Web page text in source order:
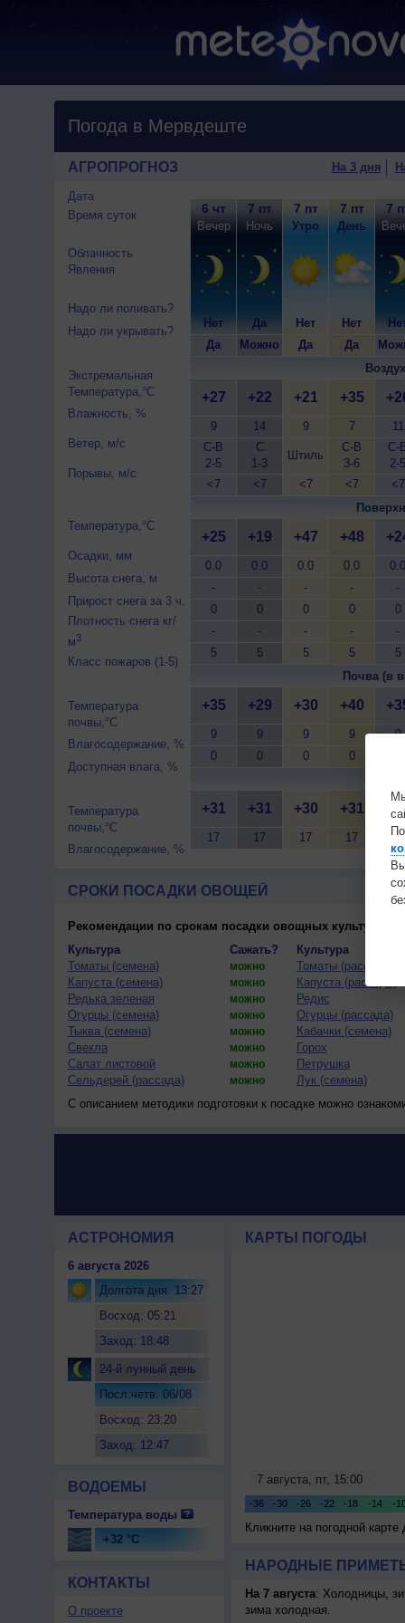
Погода в Мервдеште
АГРОПРОГНОЗ На 3 дня
Дата
Время суток
Облачность
Явления
Надо ли поливать?
Надо ли укрывать?
Экстремальная
Температура,°C
Влажность, %
Ветер, м/с
Порывы, м/с
Температура,°C
Осадки, мм
Высота снега, м
Прирост снега за 3 ч.
Плотность снега кг/
м3
Класс пожаров (1-5)
Температура
почвы,°C
Влагосодержание, %
Доступная влага, %
Температура
почвы,°C
Влагосодержание, %
6 чт
Вечер
Нет
Да
7 пт
Ночь
Да
Можно
7 пт
Утро
Нет
Да
7 пт
День
Нет
Да
7
+27
9
С-В
2-5
<7
+22
14
С
1-3
<7
+21
9
Штиль
<7
+35
7
С-В
3-6
<7
11
С-
2-5
<7
+25
0.0
-
0
-
5
+19
0.0
-
0
-
5
+47
0.0
-
0
-
5
+48
0.0
-
0
-
5
0.0
-
0
-
5
Почва (в
+35
9
0
+29
9
0
+30
9
0
+40
9
0
9
+31
17
+31
17
+30
17
+31
17 17
СРОКИ ПОСАДКИ ОВОЩЕЙ
Рекомендации по срокам посадки овощных культур
Культура
Сажать? Культура
Томаты (семена)
можно Томаты (рассада)
Капуста (семена) можно Капуста (рассада)
Редька зеленая можно Редис
Огурцы (семена) можно Огурцы (рассада)
Тыква (семена) можно Кабачки (семена)
Свекла можно Горох
Салат листовой можно Петрушка
Сельдерей (рассада) можно Лук (семена)
С описанием методики подготовки к посадке можно
АСТРОНОМИЯ
6 августа 2026
Долгота дня: 13:27
Восход: 05:21
Заход: 18:48
24-й лунный день
Посл.четв. 06/08
Восход: 23:20
Заход: 12:47
ВОДОЕМЫ
Температура воды
+32 °C
КОНТАКТЫ
О проекте
КАРТЫ ПОГОДЫ
Кликните на погодной
НАРОДНЫЕ
На 7 августа: Холодницы,
зима холодная.